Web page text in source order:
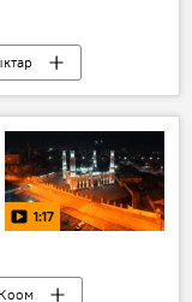
1:17
Коом